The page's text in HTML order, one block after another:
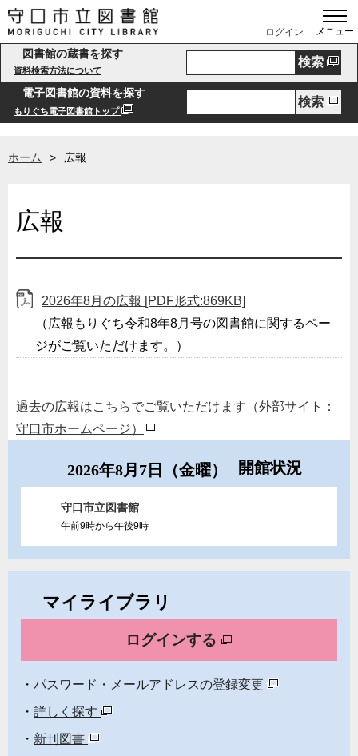
ログイン メニュー
図書館の蔵書を探す
資料検索方法について
検索
電子図書館の資料を探す
もりぐち電子図書館トップ
検索
ホーム 広報
広報
2026年8月の広報 [PDF形式:869KB]
（広報もりぐち令和8年8月号の図書館に関するペー
ジがご覧いただけます。）
過去の広報はこちらでご覧いただけます（外部サイト：
守口市ホームページ）
2026年8月7日（金曜） 開館状況
守口市立図書館
午前9時から午後9時
マイライブラリ
ログインする
パスワード・メールアドレスの登録変更
詳しく探す
新刊図書